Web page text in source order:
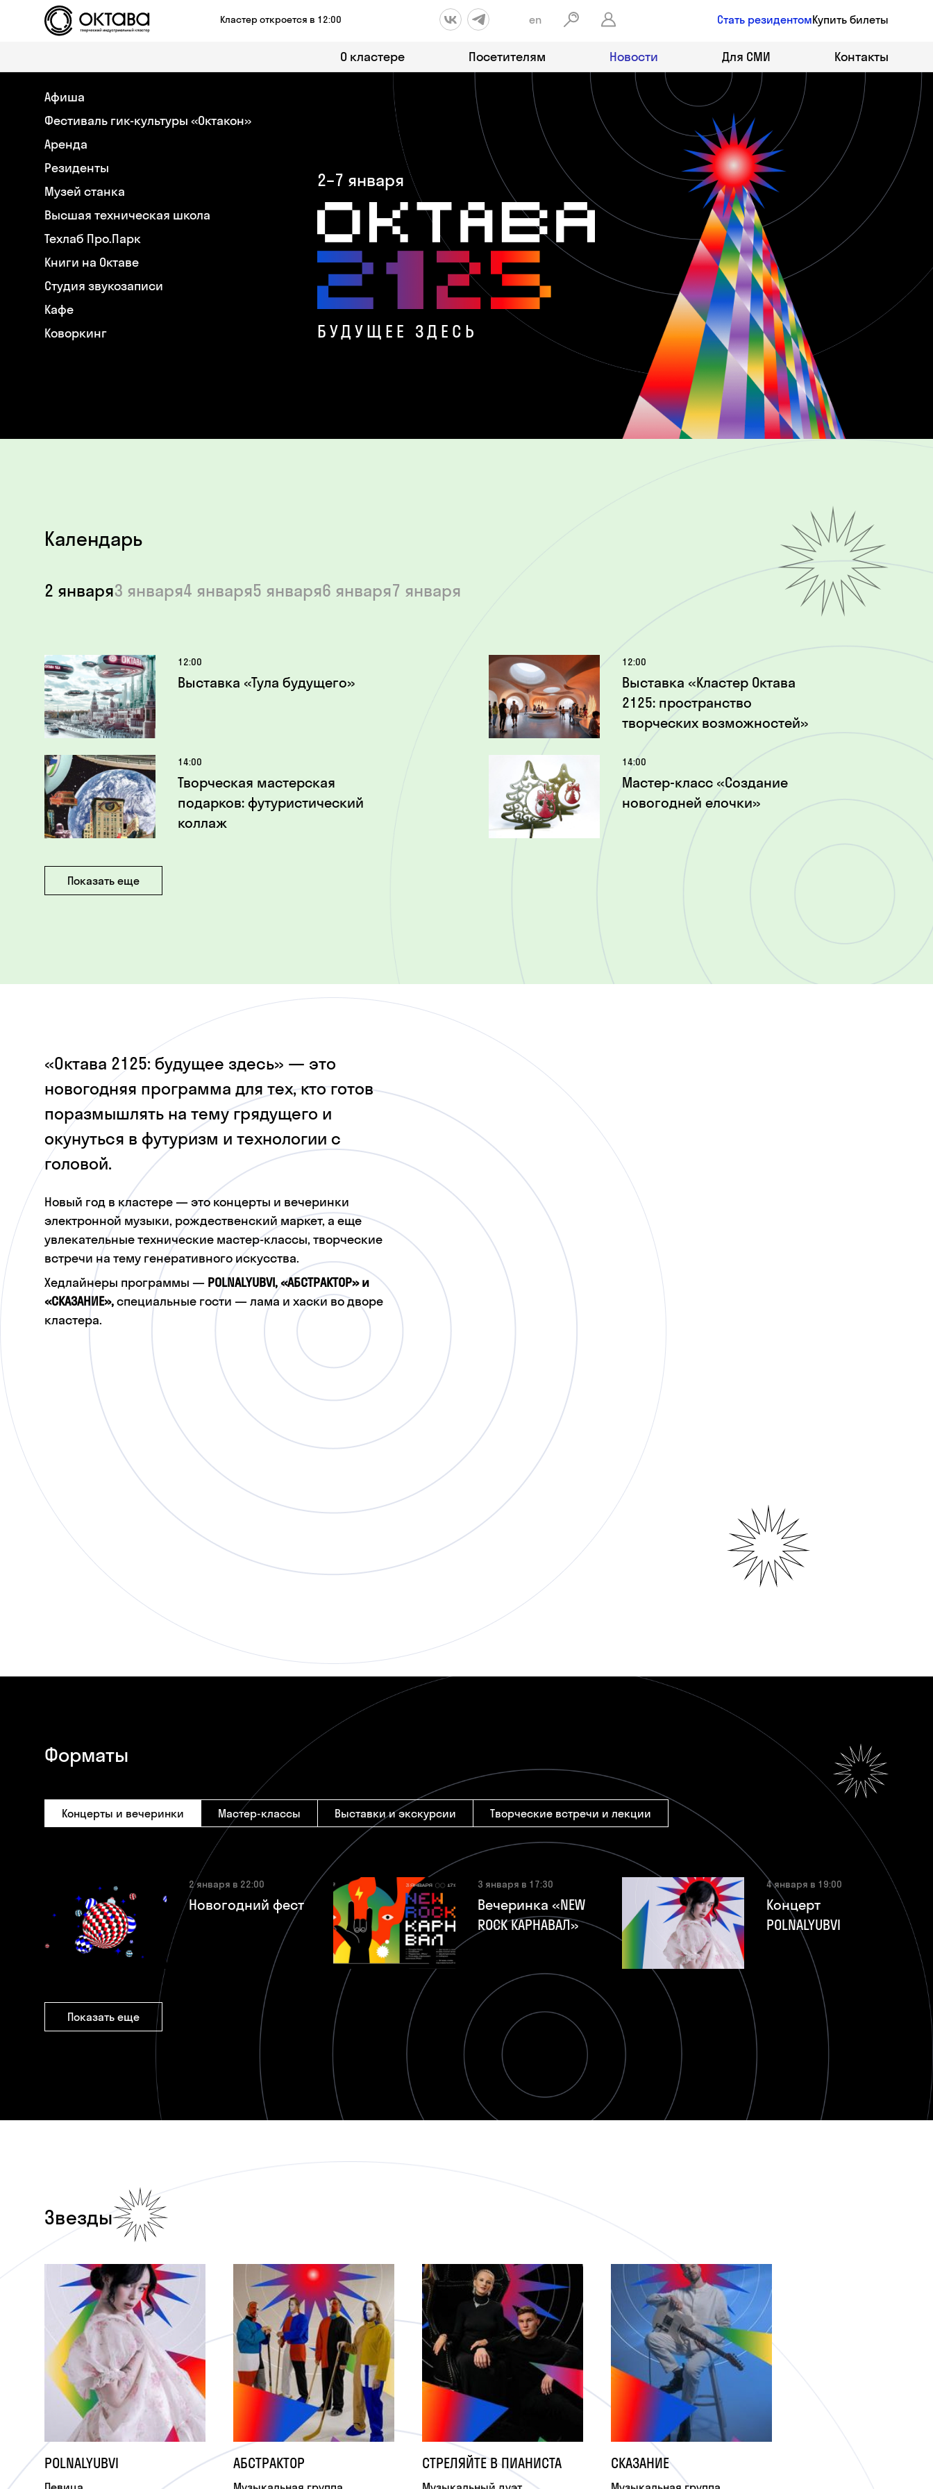
Кластер откроется в 12:00 en Стать резидентомКупить билеты
О кластере Посетителям Новости Для СМИ Контакты
Афиша
Фестиваль гик-культуры «Октакон»
Аренда
Резиденты
Музей станка
Высшая техническая школа
Техлаб Про.Парк
Книги на Октаве
Студия звукозаписи
Кафе
Коворкинг
2–7 января
БУДУЩЕЕ ЗДЕСЬ
Календарь
2 января3 января4 января5 января6 января7 января
12:00
Выставка «Тула будущего»
12:00
Выставка «Кластер Октава
2125: пространство
творческих возможностей»
14:00
Творческая мастерская
подарков: футуристический
коллаж
14:00
Мастер-класс «Создание
новогодней елочки»
Показать еще
«Октава 2125: будущее здесь» — это
новогодняя программа для тех, кто готов
поразмышлять на тему грядущего и
окунуться в футуризм и технологии с
головой.
Новый год в кластере — это концерты и вечеринки
электронной музыки, рождественский маркет, а еще
увлекательные технические мастер-классы, творческие
встречи на тему генеративного искусства.
Хедлайнеры программы — POLNALYUBVI, «АБСТРАКТОР» и
«СКАЗАНИЕ»,специальные гости — лама и хаски во дворе
кластера.
Форматы
Концерты и вечеринки Мастер-классы Выставки и экскурсии Творческие встречи и лекции
2 января в 22:00
Новогодний фест
3 января в 17:30
Вечеринка «NEW
ROCK КАРНАВАЛ»
4 января в 19:00
Концерт
POLNALYUBVI
Показать еще
Звезды
POLNALYUBVI АБСТРАКТОР СТРЕЛЯЙТЕ В ПИАНИСТА СКАЗАНИЕ